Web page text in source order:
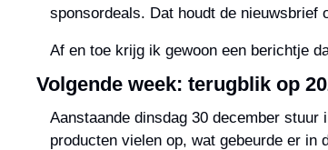
sponsordeals. Dat houdt de nieuwsbrief
Af en toe krijg ik gewoon een berichtje
Volgende week: terugblik op
Aanstaande dinsdag 30 december
producten vielen op, wat gebeurde er in